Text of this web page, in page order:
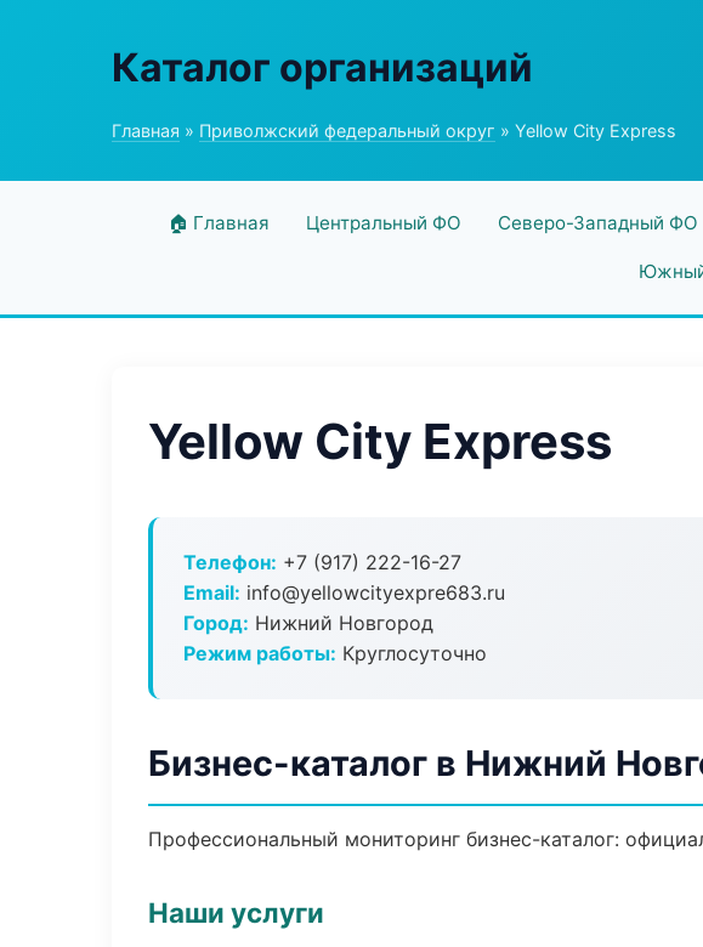
Каталог организаций
Главная » Приволжский федеральный округ » Yellow City Express
🏠 Главная Центральный ФО Северо-Западный ФО
Yellow City Express
Телефон: +7 (917) 222-16-27
Email: info@yellowcityexpre683.ru
Город: Нижний Новгород
Режим работы: Круглосуточно
Бизнес-каталог в Нижний
Профессиональный мониторинг бизнес-каталог:
Наши услуги